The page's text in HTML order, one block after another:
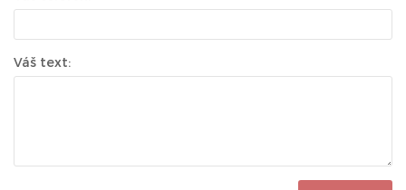
Váš text: